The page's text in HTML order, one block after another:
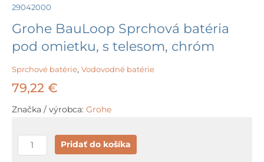
29042000
Grohe BauLoop Sprchová batéria
pod omietku, s telesom, chróm
Sprchové batérie, Vodovodné batérie
79,22 €
Značka / výrobca: Grohe
množstvo
Grohe
Pridať do košíka